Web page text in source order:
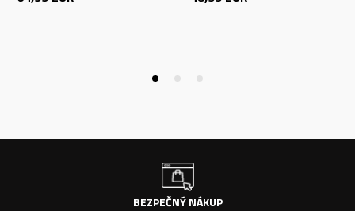
BEZPEČNÝ NÁKUP